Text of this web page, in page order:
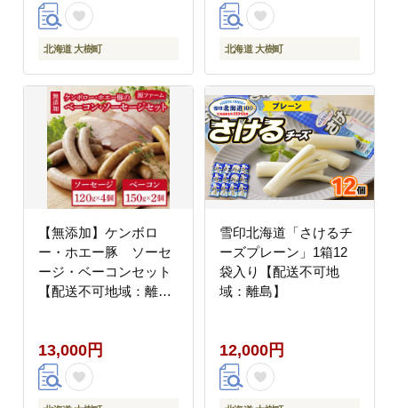
北海道 大樹町 北海道 大樹町
【無添加】ケンボロ
ー・ホエー豚 ソーセ
ージ・ベーコンセット
【配送不可地域：離
13,000円
雪印北海道「さけるチ
ーズプレーン」1箱12
袋入り【配送不可地
域：離島】
12,000円